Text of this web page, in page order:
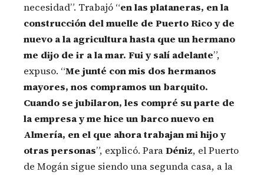
necesidad”. Trabajó “en las plataneras, en la
construcción del muelle de Puerto Rico y de
nuevo a la agricultura hasta que un hermano
me dijo de ir a la mar. Fui y salí adelante”,
expuso. “Me junté con mis dos hermanos
mayores, nos compramos un barquito.
Cuando se jubilaron, les compré su parte de
la empresa y me hice un barco nuevo en
Almería, en el que ahora trabajan mi hijo y
otras personas”, explicó. ParaDéniz, el Puerto
de Mogán sigue siendo una segunda casa, a la